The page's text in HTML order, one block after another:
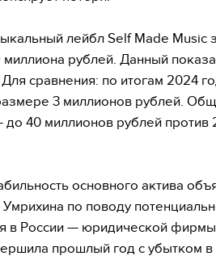
лейбл Self Made Music
рублей. Данный
сравнения: по итогам 2024
3 миллионов рублей.
40 миллионов рублей против
основного актива
по поводу
в России — юридической
прошлый год с убытком в